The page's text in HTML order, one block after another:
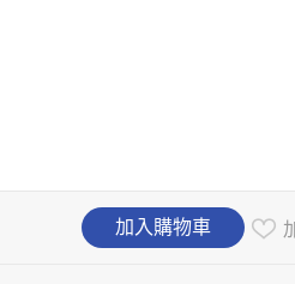
加入購物車